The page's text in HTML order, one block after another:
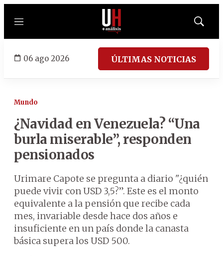
Menú
Mostrar
06 ago 2026 ÚLTIMAS NOTICIAS
Mundo
¿Navidad en Venezuela? “Una
burla miserable”, responden
pensionados
Urimare Capote se pregunta a diario "¿quién
puede vivir con USD 3,5?”. Este es el monto
equivalente a la pensión que recibe cada
mes, invariable desde hace dos años e
insuficiente en un país donde la canasta
básica supera los USD 500.